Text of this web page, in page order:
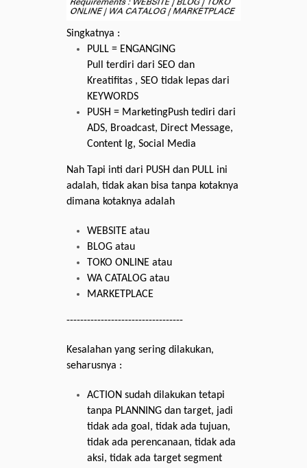
Singkatnya :
PULL = ENGANGING
Pull terdiri dari SEO dan
Kreatifitas , SEO tidak lepas dari
KEYWORDS
PUSH = MarketingPush tediri dari
ADS, Broadcast, Direct Message,
Content Ig, Social Media
Nah Tapi inti dari PUSH dan PULL ini
adalah, tidak akan bisa tanpa kotaknya
dimana kotaknya adalah
WEBSITE atau
BLOG atau
TOKO ONLINE atau
WA CATALOG atau
MARKETPLACE
----------------------------------
Kesalahan yang sering dilakukan,
seharusnya :
ACTION sudah dilakukan tetapi
tanpa PLANNING dan target, jadi
tidak ada goal, tidak ada tujuan,
tidak ada perencanaan, tidak ada
aksi, tidak ada target segment